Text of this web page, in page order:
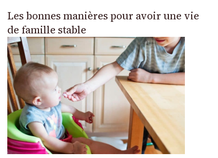
Les bonnes manières pour avoir une vie
de famille stable